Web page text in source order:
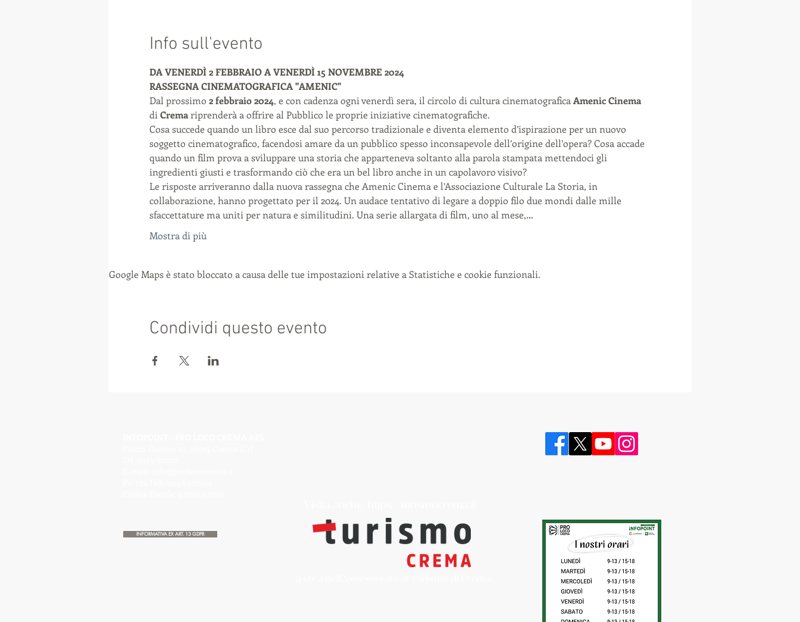
Info sull'evento
DA VENERDÌ 2 FEBBRAIO A VENERDÌ 15 NOVEMBRE 2024
RASSEGNA CINEMATOGRAFICA "AMENIC"
Dal prossimo 2 febbraio 2024, e con cadenza ogni venerdì sera, il circolo di cultura cinematografica Amenic Cinema
di Crema riprenderà a offrire al Pubblico le proprie iniziative cinematografiche.
Cosa succede quando un libro esce dal suo percorso tradizionale e diventa elemento d’ispirazione per un nuovo
soggetto cinematografico, facendosi amare da un pubblico spesso inconsapevole dell’origine dell’opera? Cosa accade
quando un film prova a sviluppare una storia che apparteneva soltanto alla parola stampata mettendoci gli
ingredienti giusti e trasformando ciò che era un bel libro anche in un capolavoro visivo?
Le risposte arriveranno dalla nuova rassegna che Amenic Cinema e l’Associazione Culturale La Storia, in
collaborazione, hanno progettato per il 2024. Un audace tentativo di legare a doppio filo due mondi dalle mille
sfaccettature ma uniti per natura e similitudini. Una serie allargata di film, uno al mese,…
Mostra di più
Google Maps è stato bloccato a causa delle tue impostazioni relative a Statistiche e cookie funzionali.
Condividi questo evento
INFORMATIVA EX ART. 13 GDPR